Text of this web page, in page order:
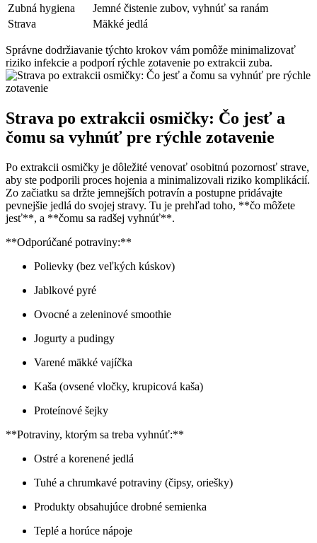
Zubná hygiena
Jemné čistenie zubov, vyhnúť sa ranám
Strava
Mäkké jedlá
Správne dodržiavanie týchto krokov vám pomôže minimalizovať
riziko infekcie a podporí rýchle zotavenie po extrakcii zuba.
Strava po extrakcii osmičky: Čo jesť a
čomu sa vyhnúť pre rýchle zotavenie
Po extrakcii osmičky je dôležité venovať osobitnú pozornosť strave,
aby ste podporili proces hojenia a minimalizovali riziko komplikácií.
Zo začiatku sa držte jemnejších potravín a postupne pridávajte
pevnejšie jedlá do svojej stravy. Tu je prehľad toho, **čo môžete
jesť**, a **čomu sa radšej vyhnúť**.
**Odporúčané potraviny:**
Polievky (bez veľkých kúskov)
Jablkové pyré
Ovocné a zeleninové smoothie
Jogurty a pudingy
Varené mäkké vajíčka
Kaša (ovsené vločky, krupicová kaša)
Proteínové šejky
**Potraviny, ktorým sa treba vyhnúť:**
Ostré a korenené jedlá
Tuhé a chrumkavé potraviny (čipsy, oriešky)
Produkty obsahujúce drobné semienka
Teplé a horúce nápoje